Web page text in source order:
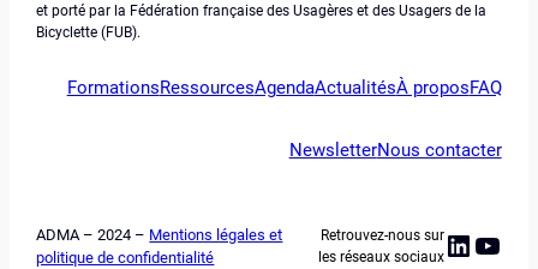
et porté par la Fédération française des Usagères et des Usagers de la
Bicyclette (FUB).
FormationsRessourcesAgendaActualitésÀ proposFAQ
NewsletterNous contacter
ADMA – 2024 – Mentions légales et
politique de confidentialité
Retrouvez-nous sur
les réseaux sociaux